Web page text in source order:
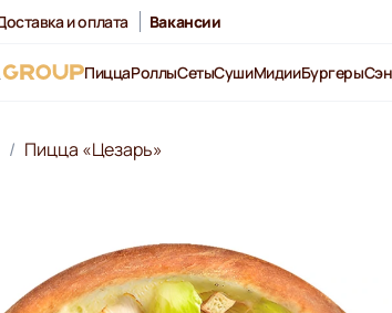
и оплата Вакансии
ПиццаРоллыСетыСушиМидииБургеры
Пицца «Цезарь»